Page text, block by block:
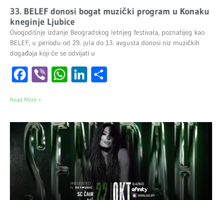
33. BELEF donosi bogat muzički program u Konaku
kneginje Ljubice
Ovogodišnje izdanje Beogradskog letnjeg festivala, poznatijeg kao
BELEF, u periodu od 29. jula do 13. avgusta donosi niz muzičkih
događaja koji će se odvijati u
Facebook
ViberWhatsApp
LinkedIn
Read More »